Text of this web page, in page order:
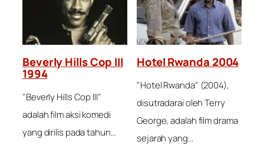
Beverly Hills Cop III
1994
"Beverly Hills Cop III"
adalah film aksi komedi
yang dirilis pada tahun…
Hotel Rwanda 2004
"Hotel Rwanda" (2004),
disutradarai oleh Terry
George, adalah film drama
sejarah yang…